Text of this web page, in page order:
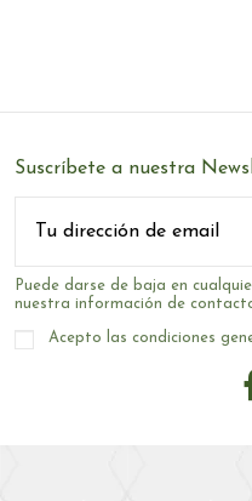
Suscríbete a nuestra
Puede darse de baja en
nuestra información de
Acepto las condiciones